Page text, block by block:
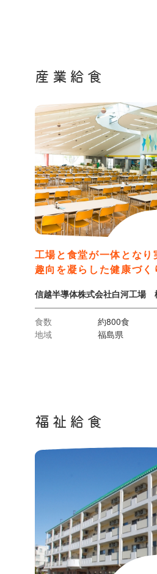
産業給食
工場と食堂が一体となり
趣向を凝らした健康づく
信越半導体株式会社白河工場
食数
約800食
地域
福島県
福祉給食